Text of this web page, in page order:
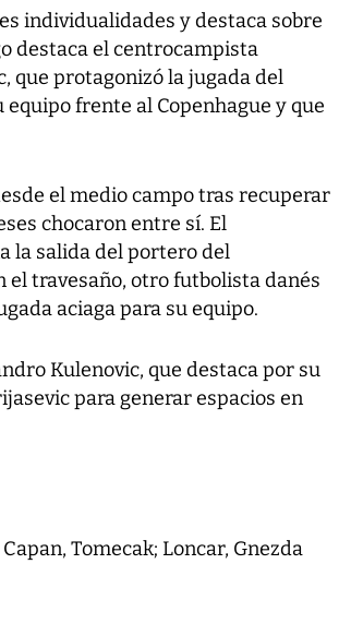
individualidades y destaca sobre
destaca el centrocampista
que protagonizó la jugada del
frente al Copenhague y que
el medio campo tras recuperar
chocaron entre sí. El
la salida del portero del
el travesaño, otro futbolista danés
aciaga para su equipo.
Kulenovic, que destaca por su
para generar espacios en
Tomecak; Loncar, Gnezda